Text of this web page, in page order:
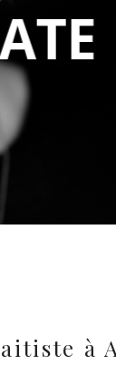
à
ses